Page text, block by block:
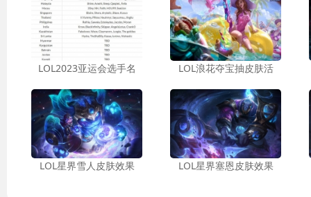
LOL2023亚运会选手名 LOL浪花夺宝抽皮肤活
LOL星界雪人皮肤效果 LOL星界塞恩皮肤效果